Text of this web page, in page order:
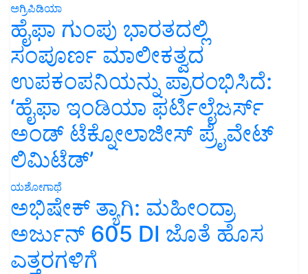
ಅಗ್ರಿಪಿಡಿಯಾ
ಹೈಫಾ ಗುಂಪು ಭಾರತದಲ್ಲಿ
ಸಂಪೂರ್ಣ ಮಾಲೀಕತ್ವದ
ಉಪಕಂಪನಿಯನ್ನು ಪ್ರಾರಂಭಿಸಿದೆ:
‘ಹೈಫಾ ಇಂಡಿಯಾ ಫರ್ಟಿಲೈಜರ್ಸ್
ಅಂಡ್ ಟೆಕ್ನೋಲಾಜೀಸ್ ಪ್ರೈವೇಟ್
ಲಿಮಿಟೆಡ್’
ಯಶೋಗಾಥೆ
ಅಭಿಷೇಕ್ ತ್ಯಾಗಿ: ಮಹೀಂದ್ರಾ
ಅರ್ಜುನ್ 605 DI ಜೊತೆ ಹೊಸ
ಎತ್ತರಗಳಿಗೆ